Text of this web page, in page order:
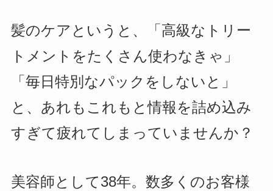
髪のケアというと、「高級なトリー
トメントをたくさん使わなきゃ」
「毎日特別なパックをしないと」
と、あれもこれもと情報を詰め込み
すぎて疲れてしまっていませんか？
美容師として38年。数多くのお客様